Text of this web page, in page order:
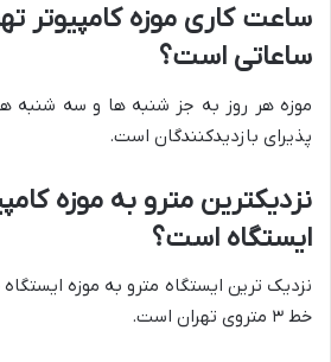
ساعت کاری موزه کامپیوتر
ساعاتی است؟
پذیرای بازدیدکنندگان است.
نزدیکترین مترو به موزه
ایستگاه است؟
نزدیک ترین ایستگاه مترو به موزه
خط ۳ متروی تهران است.